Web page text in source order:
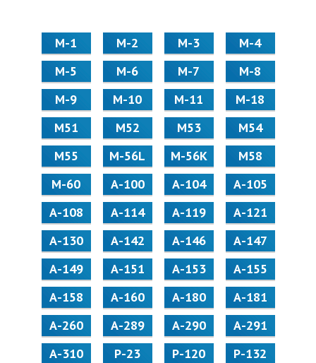
М-1 М-2 М-3
М-4
М-5
М-6 М-7
М-8
М-9
М-10 М-11
М-18
М51
М52 М53
М54
М55
M-56L M-56K
М58
M-60
А-100 А-104
А-105
А-108
А-114 А-119
А-121
А-130
А-142 А-146
А-147
А-149
А-151 А-153
А-155
А-158
А-160 А-180
А-181
А-260
А-289 А-290
А-291
А-310
Р-23 Р-120
Р-132